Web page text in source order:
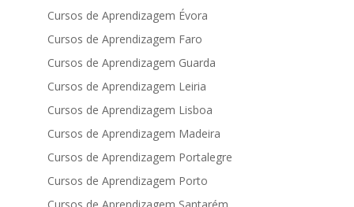
Cursos de Aprendizagem Évora
Cursos de Aprendizagem Faro
Cursos de Aprendizagem Guarda
Cursos de Aprendizagem Leiria
Cursos de Aprendizagem Lisboa
Cursos de Aprendizagem Madeira
Cursos de Aprendizagem Portalegre
Cursos de Aprendizagem Porto